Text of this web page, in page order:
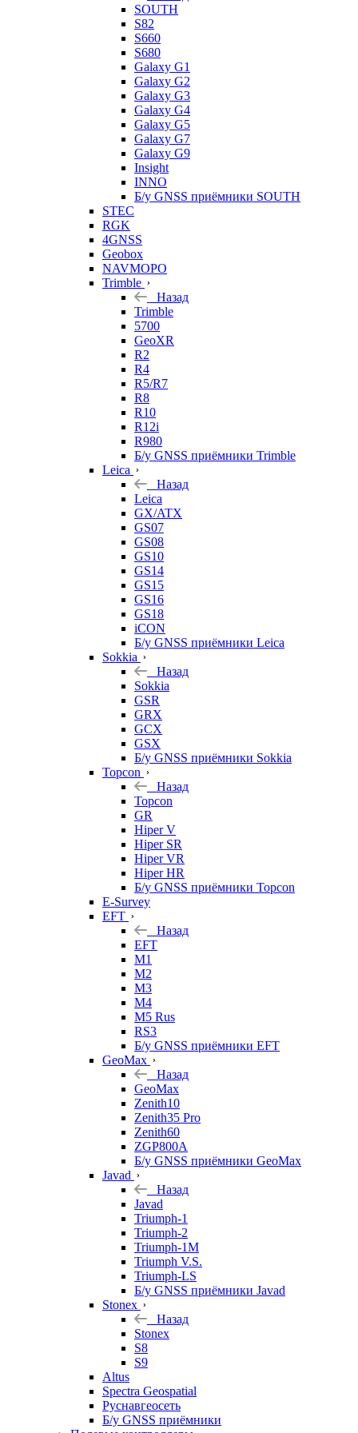
SOUTH
S82
S660
S680
Galaxy G1
Galaxy G2
Galaxy G3
Galaxy G4
Galaxy G5
Galaxy G7
Galaxy G9
Insight
INNO
Б/у GNSS приёмники SOUTH
STEC
RGK
4GNSS
Geobox
NAVMOPO
Trimble
Назад
Trimble
5700
GeoXR
R2
R4
R5/R7
R8
R10
R12i
R980
Б/у GNSS приёмники Trimble
Leica
Назад
Leica
GX/ATX
GS07
GS08
GS10
GS14
GS15
GS16
GS18
iCON
Б/у GNSS приёмники Leica
Sokkia
Назад
Sokkia
GSR
GRX
GCX
GSX
Б/у GNSS приёмники Sokkia
Topcon
Назад
Topcon
GR
Hiper V
Hiper SR
Hiper VR
Hiper HR
Б/у GNSS приёмники Topcon
E-Survey
EFT
Назад
EFT
M1
M2
M3
M4
M5 Rus
RS3
Б/у GNSS приёмники EFT
GeoMax
Назад
GeoMax
Zenith10
Zenith35 Pro
Zenith60
ZGP800A
Б/у GNSS приёмники GeoMax
Javad
Назад
Javad
Triumph-1
Triumph-2
Triumph-1M
Triumph V.S.
Triumph-LS
Б/у GNSS приёмники Javad
Stonex
Назад
Stonex
S8
S9
Altus
Spectra Geospatial
Руснавгеосеть
Б/у GNSS приёмники